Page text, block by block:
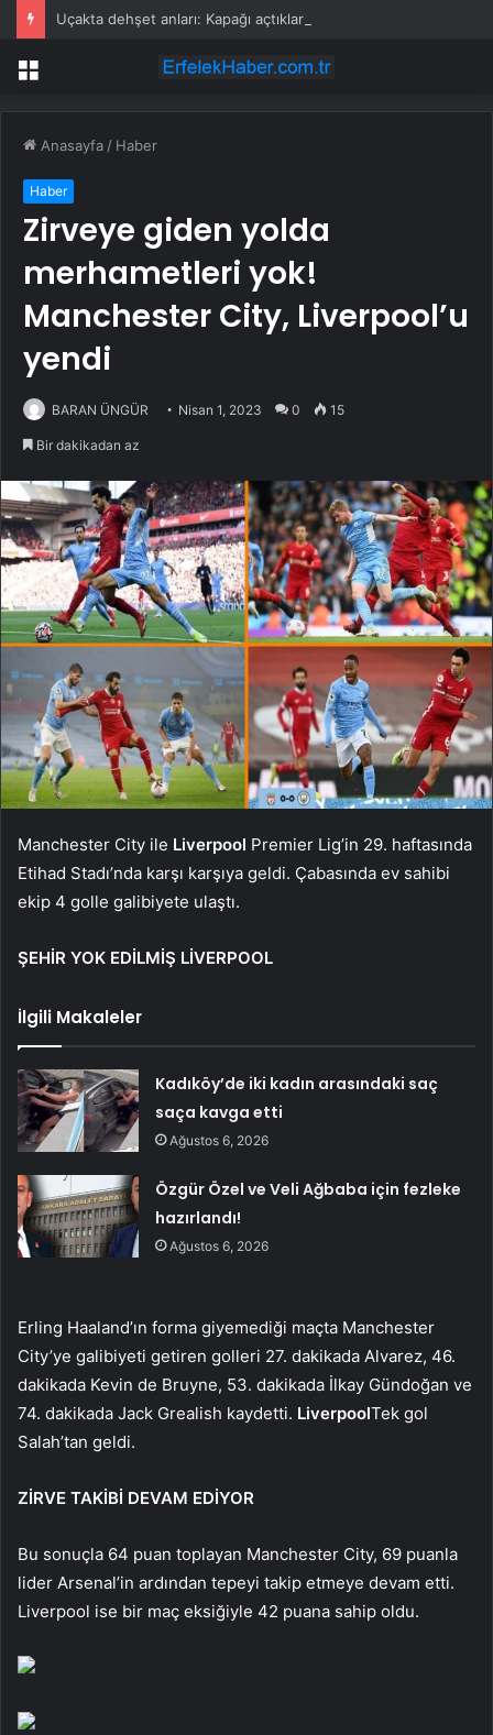
Menü
Anasayfa / Haber
Haber
Zirveye giden yolda
merhametleri yok!
Manchester City, Liverpool’u
yendi
BARAN ÜNGÜR Nisan 1, 2023 0 15
Bir dakikadan az
Manchester City ile Liverpool Premier Lig’in 29. haftasında
Etihad Stadı’nda karşı karşıya geldi. Çabasında ev sahibi
ekip 4 golle galibiyete ulaştı.
ŞEHİR YOK EDİLMİŞ LİVERPOOL
İlgili Makaleler
Kadıköy’de iki kadın arasındaki saç
saça kavga etti
Ağustos 6, 2026
Özgür Özel ve Veli Ağbaba için fezleke
hazırlandı!
Ağustos 6, 2026
Erling Haaland’ın forma giyemediği maçta Manchester
City’ye galibiyeti getiren golleri 27. dakikada Alvarez, 46.
dakikada Kevin de Bruyne, 53. dakikada İlkay Gündoğan ve
74. dakikada Jack Grealish kaydetti. LiverpoolTek gol
Salah’tan geldi.
ZİRVE TAKİBİ DEVAM EDİYOR
Bu sonuçla 64 puan toplayan Manchester City, 69 puanla
lider Arsenal’in ardından tepeyi takip etmeye devam etti.
Liverpool ise bir maç eksiğiyle 42 puana sahip oldu.